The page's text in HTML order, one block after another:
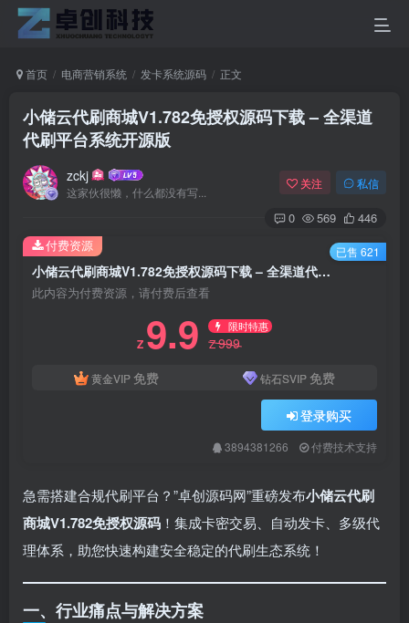
首页 电商营销系统 发卡系统源码 正文
小储云代刷商城V1.782免授权源码下载 – 全渠道
代刷平台系统开源版
zckj
这家伙很懒，什么都没有写...
关注 私信
0 569 446
小储云代刷商城V1.782免授权源码下载 – 全渠道代刷平台系统开源版
此内容为付费资源，请付费后查看
Z 9.9 限时特惠
Z999
黄金VIP 免费 钻石SVIP 免费
登录购买
3894381266 付费技术支持
付费资源 已售 621
急需搭建合规代刷平台？”卓创源码网”重磅发布小储云代刷
商城V1.782免授权源码 ！集成卡密交易、自动发卡、多级代
理体系，助您快速构建安全稳定的代刷生态系统！
一、行业痛点与解决方案